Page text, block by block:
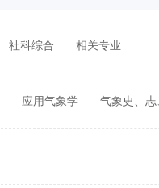
社科综合 相关专业
应用气象学 气象史、志